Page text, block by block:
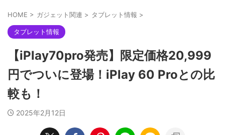
HOME > ガジェット関連 > タブレット情報 >
タブレット情報
【iPlay70pro発売】限定価格20,999
円でついに登場！iPlay 60 Proとの比
較も！
2025年2月12日